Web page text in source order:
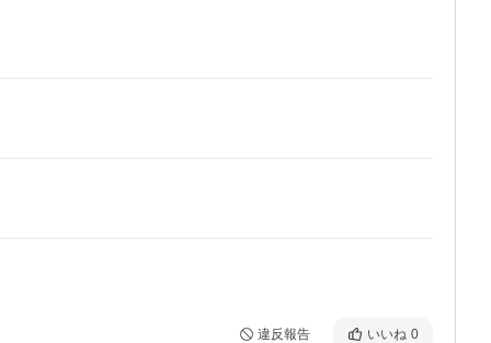
違反報告 いいね 0